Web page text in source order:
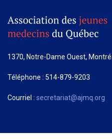
1370, Notre-Dame Ouest,
Téléphone : 514-879-9203
Courriel : secretariat@ajmq.org